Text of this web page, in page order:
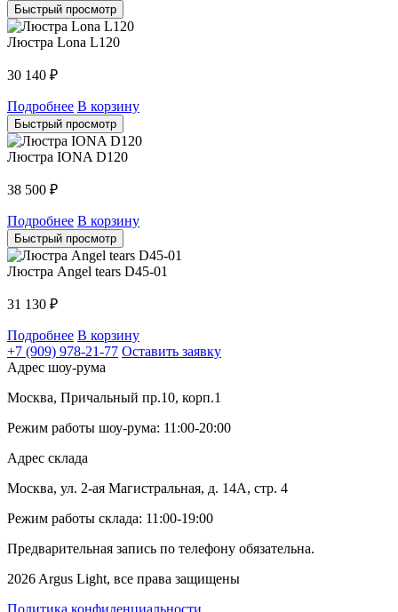
Быстрый просмотр
Люстра Lona L120
30 140 ₽
Подробнее В корзину
Быстрый просмотр
Люстра IONA D120
38 500 ₽
Подробнее В корзину
Быстрый просмотр
Люстра Angel tears D45-01
31 130 ₽
Подробнее В корзину
+7 (909) 978-21-77 Оставить заявку
Адрес шоу-рума
Москва, Причальный пр.10, корп.1
Режим работы шоу-рума: 11:00-20:00
Адрес склада
Москва, ул. 2-ая Магистральная, д. 14А, стр. 4
Режим работы склада: 11:00-19:00
Предварительная запись по телефону обязательна.
2026 Argus Light, все права защищены
Политика конфиденциальности